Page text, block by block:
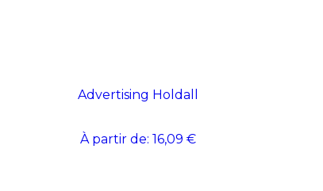
Advertising Holdall
À partir de: 16,09 €